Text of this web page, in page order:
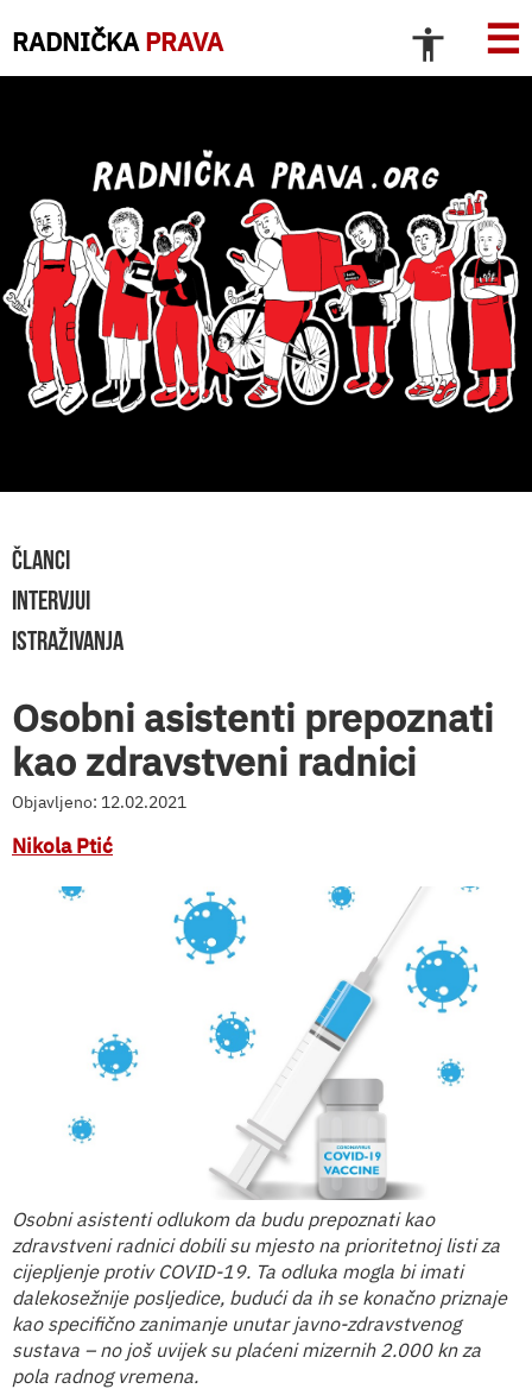
RADNIČKA PRAVA ☰
ČLANCI
INTERVJUI
ISTRAŽIVANJA
Osobni asistenti prepoznati
kao zdravstveni radnici
Objavljeno: 12.02.2021
Nikola Ptić
Osobni asistenti odlukom da budu prepoznati kao
zdravstveni radnici dobili su mjesto na prioritetnoj listi za
cijepljenje protiv COVID-19. Ta odluka mogla bi imati
dalekosežnije posljedice, budući da ih se konačno priznaje
kao specifično zanimanje unutar javno-zdravstvenog
sustava – no još uvijek su plaćeni mizernih 2.000 kn za
pola radnog vremena.